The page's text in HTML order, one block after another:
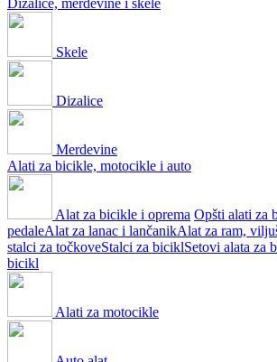
Skele
Dizalice
Merdevine
Alati za bicikle, motocikle i auto
Alat za bicikle i oprema Opšti alati za
pedaleAlat za lanac i lančanikAlat za ram,
stalci za točkoveStalci za biciklSetovi alata za
bicikl
Alati za motocikle